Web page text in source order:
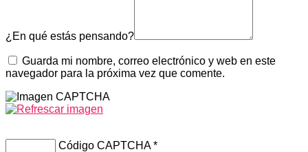
¿En qué estás pensando?
Guarda mi nombre, correo electrónico y web en este
navegador para la próxima vez que comente.
Código CAPTCHA*